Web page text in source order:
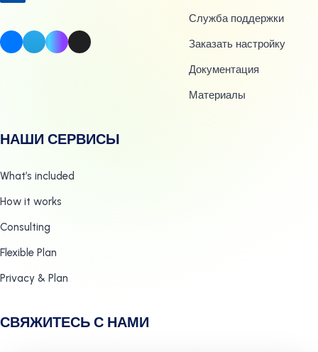
Служба поддержки
Заказать настройку
Документация
Материалы
НАШИ СЕРВИСЫ
What’s included
How it works
Consulting
Flexible Plan
Privacy & Plan
СВЯЖИТЕСЬ С НАМИ